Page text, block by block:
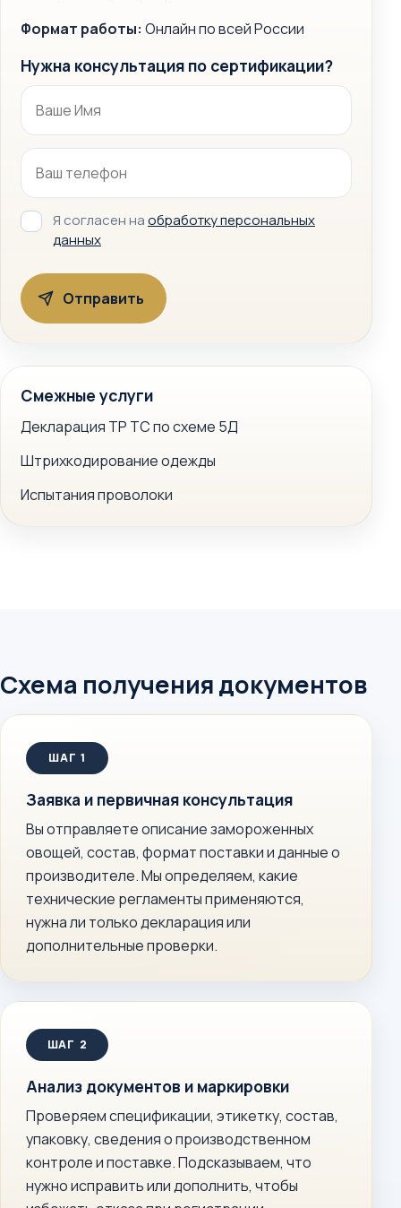
Формат работы: Онлайн по всей России
Нужна консультация по сертификации?
Я согласен наобработку персональных
данных
Смежные услуги
Декларация ТР ТС по схеме 5Д
Штрихкодирование одежды
Испытания проволоки
Схема получения документов
Заявка и первичная консультация
Вы отправляете описание замороженных
овощей, состав, формат поставки и данные о
производителе. Мы определяем, какие
технические регламенты применяются,
нужна ли только декларация или
дополнительные проверки.
Анализ документов и маркировки
Проверяем спецификации, этикетку, состав,
упаковку, сведения о производственном
контроле и поставке. Подсказываем, что
нужно исправить или дополнить, чтобы